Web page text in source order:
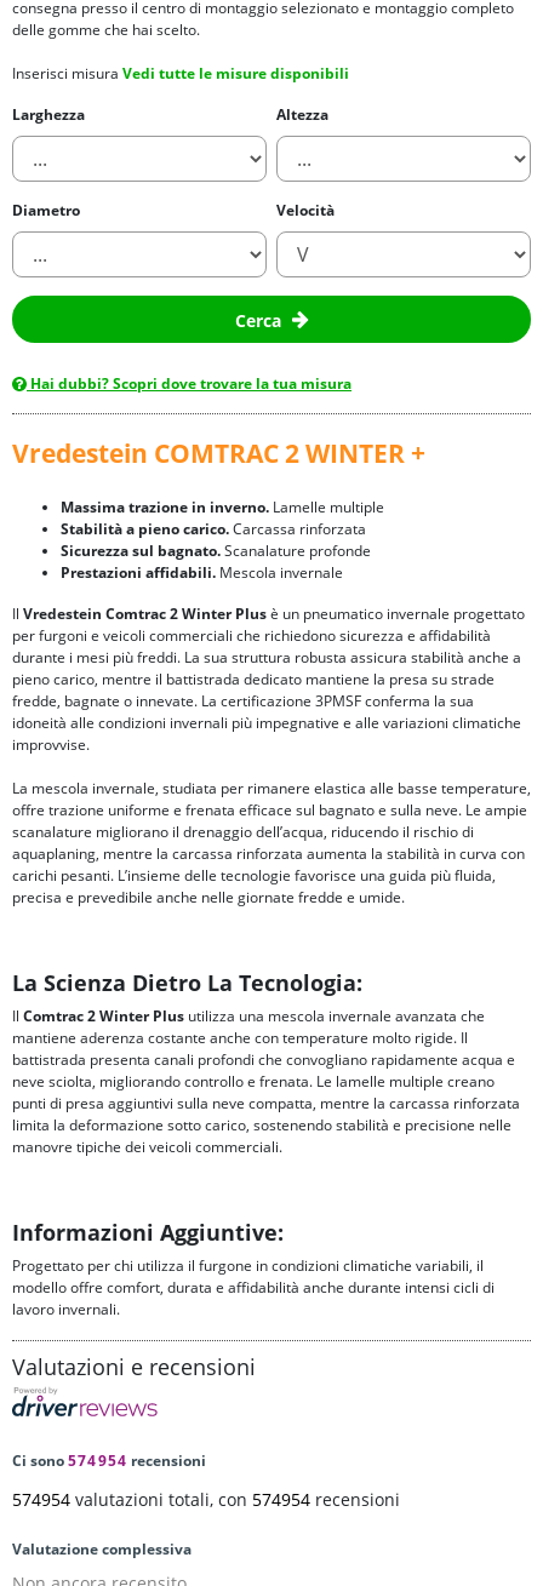
consegna presso il centro di montaggio selezionato e montaggio completo
delle gomme che hai scelto.
Inserisci misura Vedi tutte le misure disponibili
Larghezza
Altezza
Diametro Velocità
Cerca
Hai dubbi? Scopri dove trovare la tua misura
Vredestein COMTRAC 2 WINTER +
Massima trazione in inverno. Lamelle multiple
Stabilità a pieno carico.Carcassa rinforzata
Sicurezza sul bagnato.Scanalature profonde
Prestazioni affidabili. Mescola invernale
Il Vredestein Comtrac 2 Winter Plusè un pneumatico invernale progettato
per furgoni e veicoli commerciali che richiedono sicurezza e affidabilità
durante i mesi più freddi. La sua struttura robusta assicura stabilità anche a
pieno carico, mentre il battistrada dedicato mantiene la presa su strade
fredde, bagnate o innevate. La certificazione 3PMSF conferma la sua
idoneità alle condizioni invernali più impegnative e alle variazioni climatiche
improvvise.
La mescola invernale, studiata per rimanere elastica alle basse temperature,
offre trazione uniforme e frenata efficace sul bagnato e sulla neve. Le ampie
scanalature migliorano il drenaggio dell’acqua, riducendo il rischio di
aquaplaning, mentre la carcassa rinforzata aumenta la stabilità in curva con
carichi pesanti. L’insieme delle tecnologie favorisce una guida più fluida,
precisa e prevedibile anche nelle giornate fredde e umide.
La Scienza Dietro La Tecnologia:
Il Comtrac 2 Winter Plus utilizza una mescola invernale avanzata che
mantiene aderenza costante anche con temperature molto rigide. Il
battistrada presenta canali profondi che convogliano rapidamente acqua e
neve sciolta, migliorando controllo e frenata. Le lamelle multiple creano
punti di presa aggiuntivi sulla neve compatta, mentre la carcassa rinforzata
limita la deformazione sotto carico, sostenendo stabilità e precisione nelle
manovre tipiche dei veicoli commerciali.
Informazioni Aggiuntive:
Progettato per chi utilizza il furgone in condizioni climatiche variabili, il
modello offre comfort, durata e affidabilità anche durante intensi cicli di
lavoro invernali.
Valutazioni e recensioni
Ci sono574954 recensioni
574954 valutazioni totali, con 574954 recensioni
Valutazione complessiva